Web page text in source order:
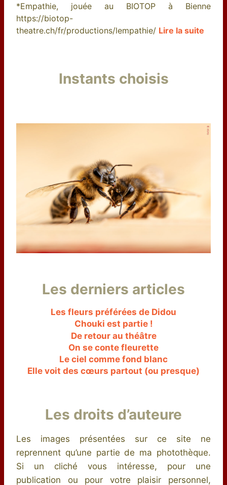
*Empathie, jouée au BIOTOP à Bienne
https://biotop-
theatre.ch/fr/productions/lempathie/ Lire la suite
Instants choisis
Les derniers articles
Les fleurs préférées de Didou
Chouki est partie !
De retour au théâtre
On se conte fleurette
Le ciel comme fond blanc
Elle voit des cœurs partout (ou presque)
Les droits d’auteure
Les images présentées sur ce site ne
reprennent qu’une partie de ma photothèque.
Si un cliché vous intéresse, pour une
publication ou pour votre plaisir personnel,